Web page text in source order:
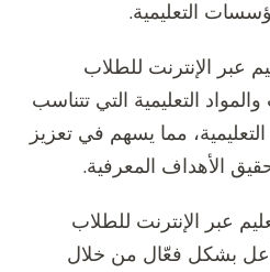
التعليمية.
عبر الإنترنت للطلاب
التعليمية التي تتناسب
مما يسهم في تعزيز
الأهداف المعرفية.
عبر الإنترنت للطلاب
بشكل فعّال من خلال